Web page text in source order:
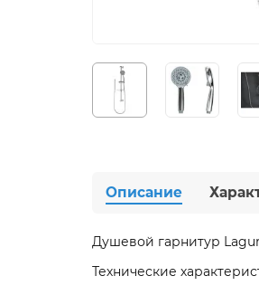
Описание
Душевой гарнитур
Технические